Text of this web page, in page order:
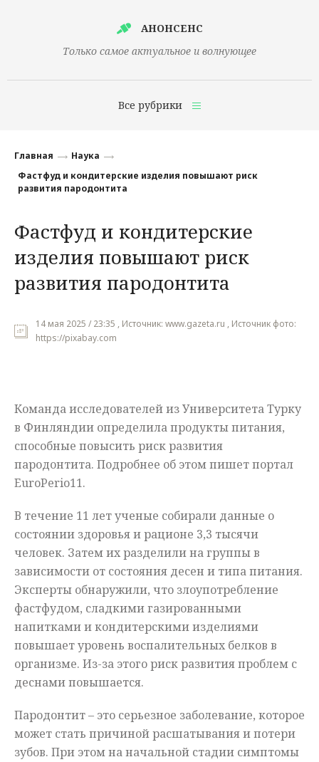
АНОНСЕНС
Только самое актуальное и волнующее
Все рубрики
Финансы
Наука
Культура
Общество
Мнения
Главная
Наука
Фастфуд и кондитерские изделия повышают риск
развития пародонтита
Фастфуд и кондитерские
изделия повышают риск
развития пародонтита
14 мая 2025 / 23:35 , Источник: www.gazeta.ru , Источник фото:
https://pixabay.com
Команда исследователей из Университета Турку
в Финляндии определила продукты питания,
способные повысить риск развития
пародонтита. Подробнее об этом пишет портал
EuroPerio11.
В течение 11 лет ученые собирали данные о
состоянии здоровья и рационе 3,3 тысячи
человек. Затем их разделили на группы в
зависимости от состояния десен и типа питания.
Эксперты обнаружили, что злоупотребление
фастфудом, сладкими газированными
напитками и кондитерскими изделиями
повышает уровень воспалительных белков в
организме. Из-за этого риск развития проблем с
деснами повышается.
Пародонтит – это серьезное заболевание, которое
может стать причиной расшатывания и потери
зубов. При этом на начальной стадии симптомы